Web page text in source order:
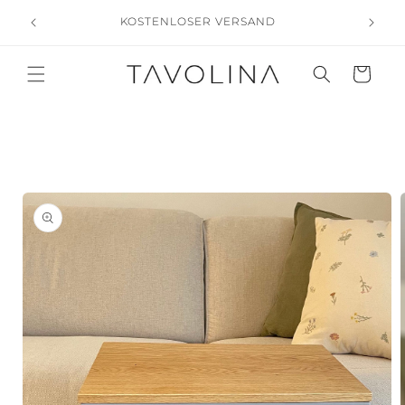
content
KOSTENLOSER VERSAND
Cart
Skip to
product
information